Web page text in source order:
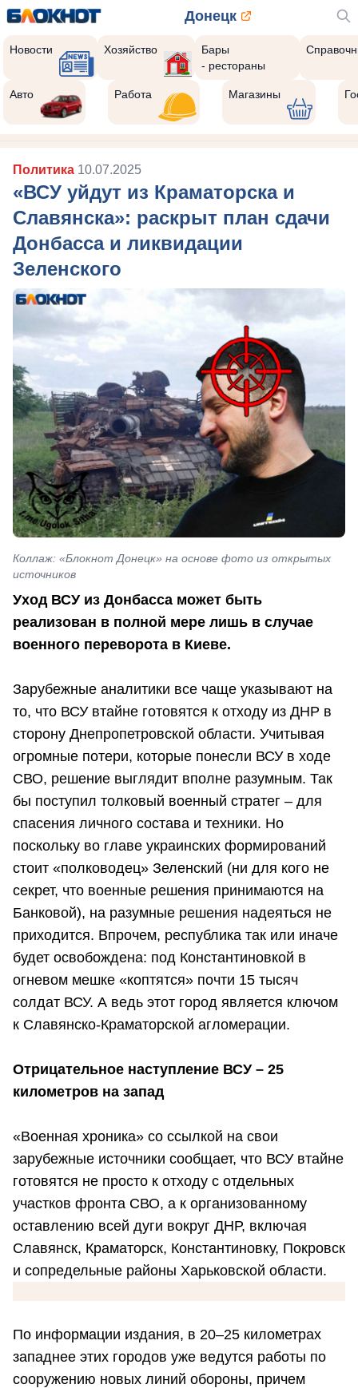
Донецк
Новости Хозяйство
Бары
- рестораны
Авто Работа Магазины
Политика 10.07.2025
«ВСУ уйдут из Краматорска и
Славянска»: раскрыт план сдачи
Донбасса и ликвидации
Зеленского
Коллаж: «Блокнот Донецк» на основе фото из открытых
источников
Уход ВСУ из Донбасса может быть
реализован в полной мере лишь в случае
военного переворота в Киеве.
Зарубежные аналитики все чаще указывают на
то, что ВСУ втайне готовятся к отходу из ДНР в
сторону Днепропетровской области. Учитывая
огромные потери, которые понесли ВСУ в ходе
СВО, решение выглядит вполне разумным. Так
бы поступил толковый военный стратег – для
спасения личного состава и техники. Но
поскольку во главе украинских формирований
стоит «полководец» Зеленский (ни для кого не
секрет, что военные решения принимаются на
Банковой), на разумные решения надеяться не
приходится. Впрочем, республика так или иначе
будет освобождена: под Константиновкой в
огневом мешке «коптятся» почти 15 тысяч
солдат ВСУ. А ведь этот город является ключом
к Славянско-Краматорской агломерации.
Отрицательное наступление ВСУ – 25
километров на запад
«Военная хроника» со ссылкой на свои
зарубежные источники сообщает, что ВСУ втайне
готовятся не просто к отходу с отдельных
участков фронта СВО, а к организованному
оставлению всей дуги вокруг ДНР, включая
Славянск, Краматорск, Константиновку, Покровск
и сопредельные районы Харьковской области.
По информации издания, в 20–25 километрах
западнее этих городов уже ведутся работы по
сооружению новых линий обороны, причем